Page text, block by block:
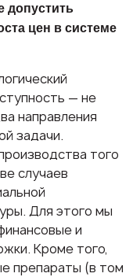
допустить
цен в системе
— не
направления
задачи.
того
случаев
Для этого мы
и
Кроме того,
препараты (в том